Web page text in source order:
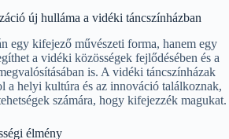
új hulláma a vidéki táncszínházban
egy kifejező művészeti forma, hanem egy
a vidéki közösségek fejlődésében és a
is. A vidéki táncszínházak
a helyi kultúra és az innováció találkoznak,
számára, hogy kifejezzék magukat.
élmény